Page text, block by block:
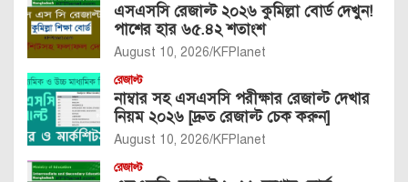
এসএসসি রেজাল্ট ২০২৬ কুমিল্লা বোর্ড দেখুন!
পাশের হার ৬৫.৪২ শতাংশ
August 10, 2026 KFPlanet
রেজাল্ট
নাম্বার সহ এসএসসি পরীক্ষার রেজাল্ট দেখার
নিয়ম ২০২৬ [দ্রুত রেজাল্ট চেক করুন]
August 10, 2026 KFPlanet
রেজাল্ট